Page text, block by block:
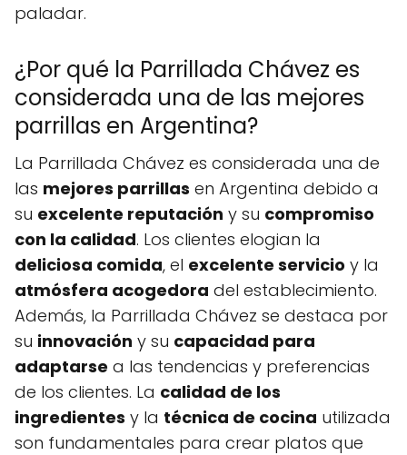
paladar.
¿Por qué la Parrillada Chávez es
considerada una de las mejores
parrillas en Argentina?
La Parrillada Chávez es considerada una de
las mejores parrillas en Argentina debido a
su excelente reputación y su compromiso
con la calidad. Los clientes elogian la
deliciosa comida, el excelente servicio y la
atmósfera acogedora del establecimiento.
Además, la Parrillada Chávez se destaca por
su innovación y su capacidad para
adaptarse a las tendencias y preferencias
de los clientes. La calidad de los
ingredientes y la técnica de cocina utilizada
son fundamentales para crear platos que